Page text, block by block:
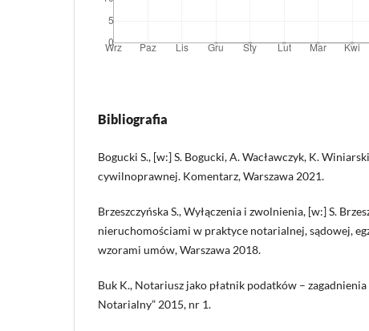
Bibliografia
Bogucki S., [w:] S. Bogucki, A. Wacławczyk, K.
cywilnoprawnej. Komentarz, Warszawa 2021.
Brzeszczyńska S., Wyłączenia i zwolnienia, [w:] S.
nieruchomościami w praktyce notarialnej, sądowej,
wzorami umów, Warszawa 2018.
Buk K., Notariusz jako płatnik podatków –
Notarialny” 2015, nr 1.